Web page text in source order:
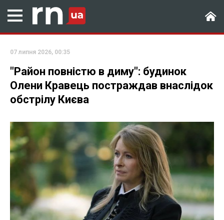
07 липня 2026, 00:35
"Район повністю в диму": будинок
Олени Кравець постраждав внаслідок
обстрілу Києва